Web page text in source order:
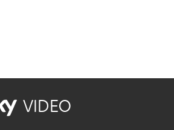
VIDEO